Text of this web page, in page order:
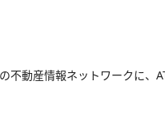
動産情報ネットワークに、